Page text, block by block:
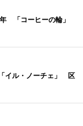
「コーヒーの輪」
イル・ノーチェ」 区